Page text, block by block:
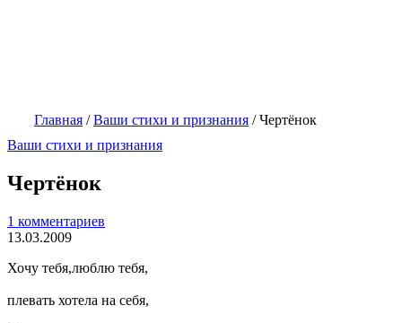
Главная /Ваши стихи и признания /Чертёнок
Ваши стихи и признания
Чертёнок
1 комментариев
13.03.2009
Хочу тебя,люблю тебя,
плевать хотела на себя,